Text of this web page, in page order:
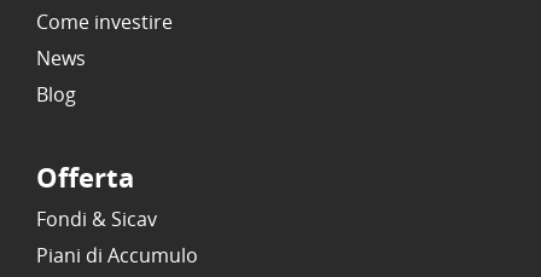
Come investire
News
Blog
Offerta
Fondi & Sicav
Piani di Accumulo